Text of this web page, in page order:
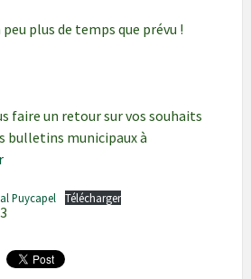
plus de temps que prévu !
faire un retour sur vos souhaits
bulletins municipaux à
Puycapel Télécharger